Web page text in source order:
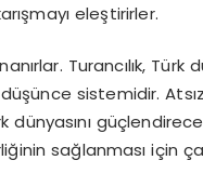
eleştirirler.
Turancılık,
sistemidir.
dünyasını
sağlanması için